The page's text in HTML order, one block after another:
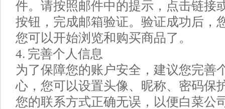
件。请按照邮件中的提示，点击链接
按钮，完成邮箱验证。验证成功后，
您可以开始浏览和购买商品了。
4. 完善个人信息
为了保障您的账户安全，建议您完善
心，您可以设置头像、昵称、密码保
您的联系方式正确无误，以便白菜公